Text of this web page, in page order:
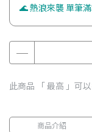
🌊 熱浪來襲 單筆
此商品 「 最高 」可
商品介紹